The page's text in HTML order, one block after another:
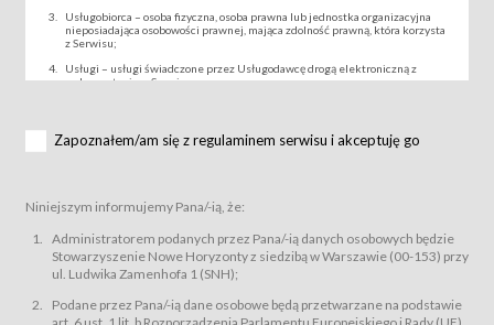
Usługobiorca – osoba fizyczna, osoba prawna lub jednostka organizacyjna
nieposiadająca osobowości prawnej, mająca zdolność prawną, która korzysta
z Serwisu;
Usługi – usługi świadczone przez Usługodawcę drogą elektroniczną z
wykorzystaniem Serwisu;
za pośrednictwem Serwisu;
podmiotom z branży mediów i filmowej (Akredytacje);
Bilety – wybrane dokumenty potwierdzające zawarcie umowy z
Usługodawcą i uprawniające do wzięcia udziału w Wydarzeniu,
przewidziane przez Usługodawcę dla danego Wydarzenia, tj. uprawniające
do uczestnictwa w wielu albo w pojedynczych seansach filmowych,
Sklep – sklep internetowy prowadzony przez Usługodawcę w Serwisie;
Zapoznałem/am się z regulaminem serwisu i akceptuję go
Niniejszym informujemy Pana/-ią, że:
Administratorem podanych przez Pana/-ią danych osobowych będzie
Stowarzyszenie Nowe Horyzonty z siedzibą w Warszawie (00-153) przy
ul. Ludwika Zamenhofa 1 (SNH);
Podane przez Pana/-ią dane osobowe będą przetwarzane na podstawie